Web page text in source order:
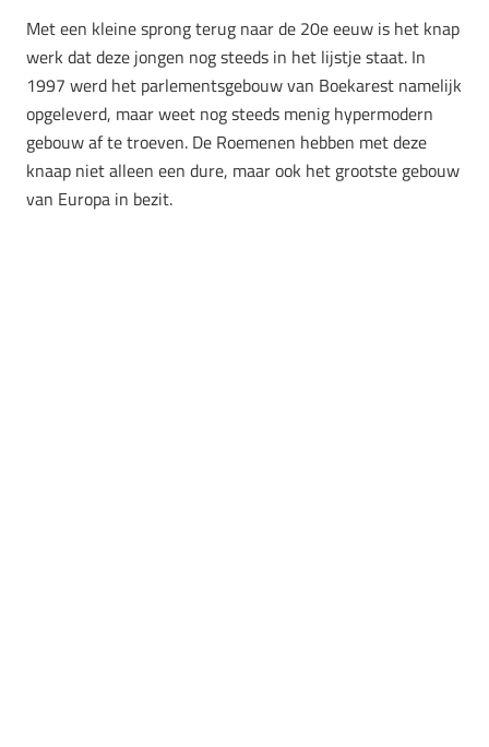
Met een kleine sprong terug naar de 20e eeuw is het knap
werk dat deze jongen nog steeds in het lijstje staat. In
1997 werd het parlementsgebouw van Boekarest namelijk
opgeleverd, maar weet nog steeds menig hypermodern
gebouw af te troeven. De Roemenen hebben met deze
knaap niet alleen een dure, maar ook het grootste gebouw
van Europa in bezit.